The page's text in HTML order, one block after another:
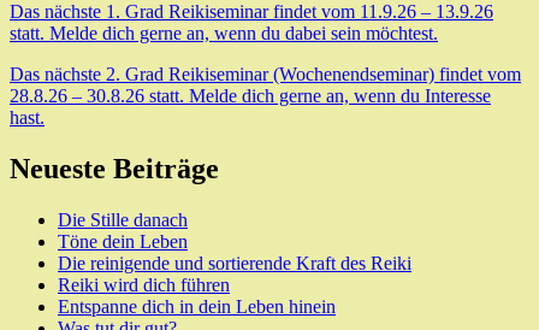
Das nächste 1. Grad Reikiseminar findet vom 11.9.26 – 13.9.26
statt. Melde dich gerne an, wenn du dabei sein möchtest.
Das nächste 2. Grad Reikiseminar (Wochenendseminar) findet vom
28.8.26 – 30.8.26 statt. Melde dich gerne an, wenn du Interesse
hast.
Neueste Beiträge
Die Stille danach
Töne dein Leben
Die reinigende und sortierende Kraft des Reiki
Reiki wird dich führen
Entspanne dich in dein Leben hinein